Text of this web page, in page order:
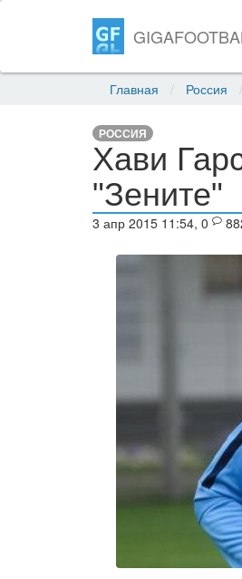
Главная Россия
РОССИЯ
Хави
"Зените"
3 апр 2015 11:54, 0